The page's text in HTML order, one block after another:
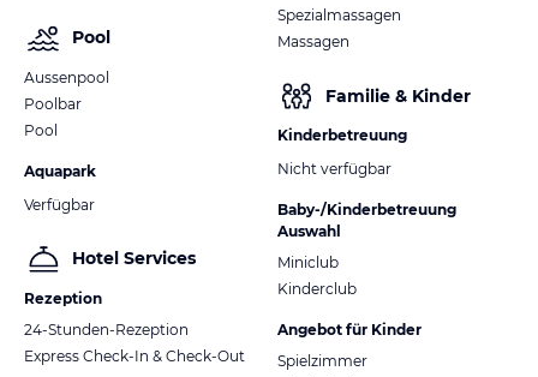
Pool
Aussenpool
Poolbar
Pool
Aquapark
Verfügbar
Hotel Services
Rezeption
24-Stunden-Rezeption
Express Check-In & Check-Out
Spezialmassagen
Massagen
Familie & Kinder
Kinderbetreuung
Nicht verfügbar
Baby-/Kinderbetreuung
Auswahl
Miniclub
Kinderclub
Angebot für Kinder
Spielzimmer